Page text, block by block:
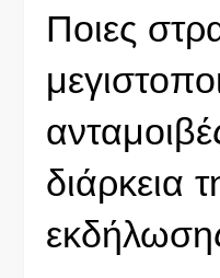
Ποιες
διάρκεια